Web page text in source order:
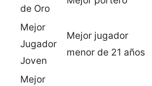
de Oro
Mejor
Jugador
Joven
Mejor jugador
menor de 21 años
Mejor